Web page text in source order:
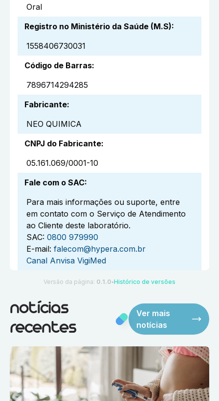
Oral
Registro no Ministério da Saúde (M.S):
1558406730031
Código de Barras:
7896714294285
Fabricante:
NEO QUIMICA
CNPJ do Fabricante:
05.161.069/0001-10
Fale com o SAC:
Para mais informações ou suporte, entre
em contato com o Serviço de Atendimento
ao Cliente deste laboratório.
SAC: 0800 979990
E-mail: falecom@hypera.com.br
Canal Anvisa VigiMed
Versão da página: 0.1.0 ●Histórico de versões
notícias
recentes
Ver mais
notícias